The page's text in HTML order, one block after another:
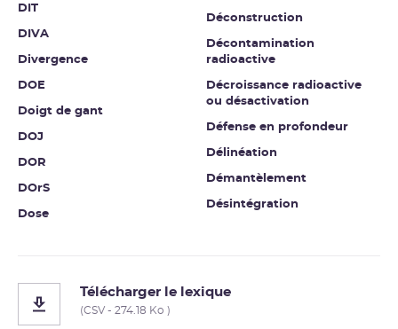
DIT
DIVA
Divergence
DOE
Doigt de gant
DOJ
DOR
DOrS
Dose
Déconstruction
Décontamination
radioactive
Décroissance radioactive
ou désactivation
Défense en profondeur
Délinéation
Démantèlement
Désintégration
Télécharger le lexique
(CSV - 274.18 Ko )